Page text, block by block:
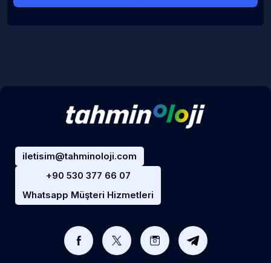
iletisim@tahminoloji.com
+90 530 377 66 07
Whatsapp Müşteri Hizmetleri